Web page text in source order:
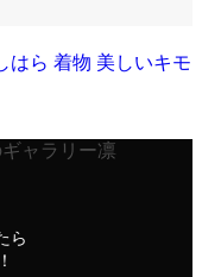
はら 着物 美しいキモ
ら